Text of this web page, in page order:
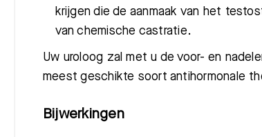
krijgen die de aanmaak van het
van chemische castratie.
Uw uroloog zal met u de voor- en
meest geschikte soort antihormonale
Bijwerkingen